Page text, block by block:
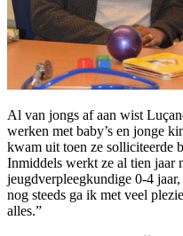
Al van jongs af aan wist
werken met baby’s en jonge
kwam uit toen ze solliciteerde
Inmiddels werkt ze al tien jaar
jeugdverpleegkundige 0-4
nog steeds ga ik met veel
alles.”